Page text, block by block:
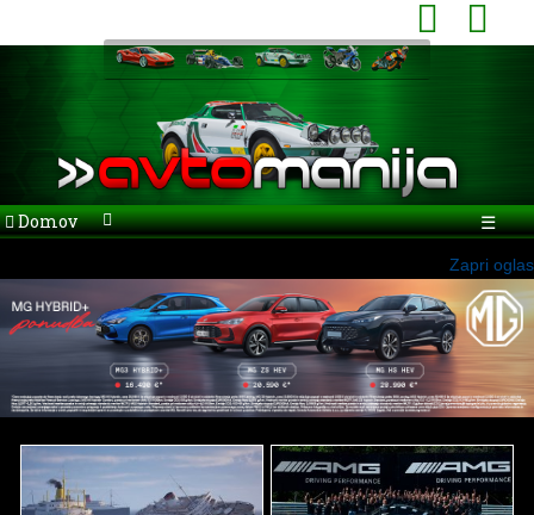
Domov ☰
Zapri oglas